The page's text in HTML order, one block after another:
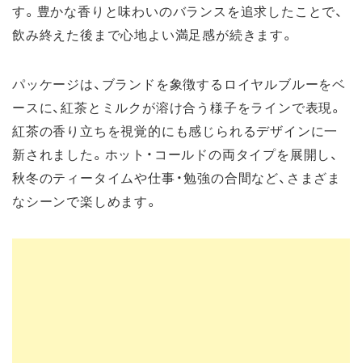
す。豊かな香りと味わいのバランスを追求したことで、
飲み終えた後まで心地よい満足感が続きます。
パッケージは、ブランドを象徴するロイヤルブルーをベ
ースに、紅茶とミルクが溶け合う様子をラインで表現。
紅茶の香り立ちを視覚的にも感じられるデザインに一
新されました。ホット・コールドの両タイプを展開し、
秋冬のティータイムや仕事・勉強の合間など、さまざま
なシーンで楽しめます。